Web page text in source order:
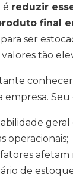
é reduzir
final
ser
tão
empresa. Seu
geral
operacionais;
afetam
de